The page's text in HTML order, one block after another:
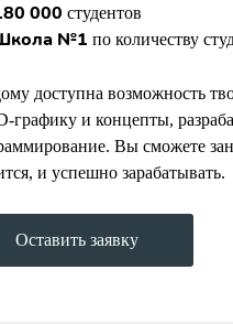
000 студентов
№1 по количеству
доступна возможность
графику и концепты,
Вы сможете
и успешно зарабатывать.
Оставить заявку